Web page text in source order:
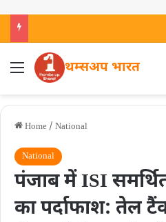
थम्सअप भारत
Home / National
National
पंजाब में ISI
का पर्दाफाश: तेल